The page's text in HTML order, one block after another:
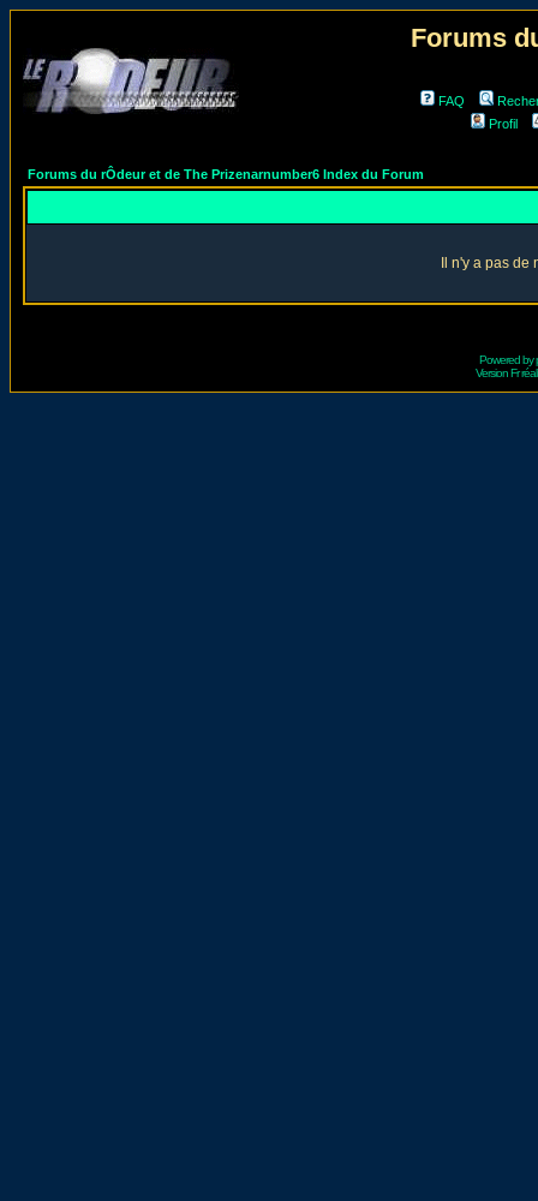
Forums
FAQ
Profil
Forums du rÔdeur et de The Prizenarnumber6 Index du Forum
Il n'y a pas
Powered by
Version Fr